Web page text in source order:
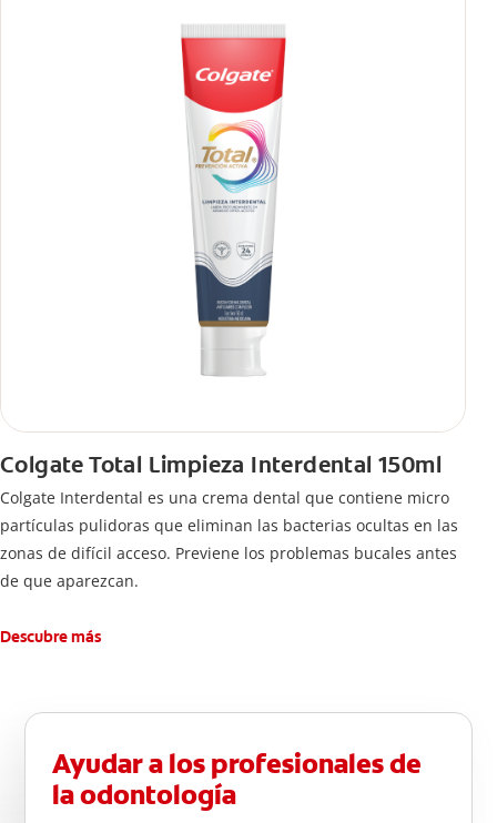
Colgate Total Limpieza Interdental 150ml
Colgate Interdental es una crema dental que contiene micro
partículas pulidoras que eliminan las bacterias ocultas en las
zonas de difícil acceso. Previene los problemas bucales antes
de que aparezcan.
Descubre más
Ayudar a los profesionales de
la odontología